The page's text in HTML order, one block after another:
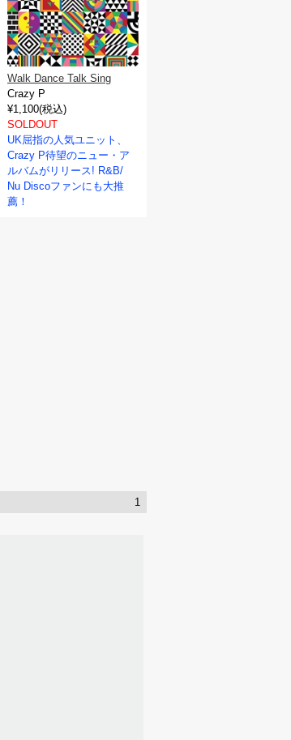
Walk Dance Talk Sing
Crazy P
¥1,100(税込)
SOLDOUT
UK屈指の人気ユニット、
Crazy P待望のニュー・ア
ルバムがリリース! R&B/
Nu Discoファンにも大推
薦！
1